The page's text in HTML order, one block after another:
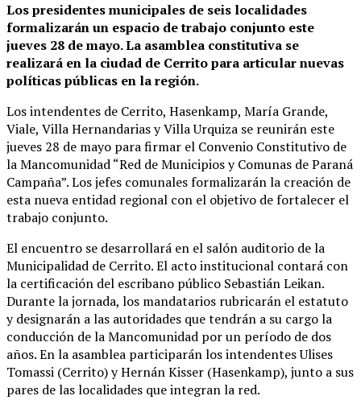
Los presidentes municipales de seis localidades
formalizarán un espacio de trabajo conjunto este
jueves 28 de mayo. La asamblea constitutiva se
realizará en la ciudad de Cerrito para articular nuevas
políticas públicas en la región.
Los intendentes de Cerrito, Hasenkamp, María Grande,
Viale, Villa Hernandarias y Villa Urquiza se reunirán este
jueves 28 de mayo para firmar el Convenio Constitutivo de
la Mancomunidad “Red de Municipios y Comunas de Paraná
Campaña”. Los jefes comunales formalizarán la creación de
esta nueva entidad regional con el objetivo de fortalecer el
trabajo conjunto.
El encuentro se desarrollará en el salón auditorio de la
Municipalidad de Cerrito. El acto institucional contará con
la certificación del escribano público Sebastián Leikan.
Durante la jornada, los mandatarios rubricarán el estatuto
y designarán a las autoridades que tendrán a su cargo la
conducción de la Mancomunidad por un período de dos
años. En la asamblea participarán los intendentes Ulises
Tomassi (Cerrito) y Hernán Kisser (Hasenkamp), junto a sus
pares de las localidades que integran la red.